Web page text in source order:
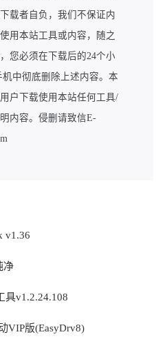
载者自负，我们不保证内
用本站工具或内容，随之
您必须在下载后的24个小
中彻底删除上述内容。本
户下载使用本站任何工具/
内容。侵删请致信E-
v1.36
净
具v1.2.24.108
VIP版(EasyDrv8)